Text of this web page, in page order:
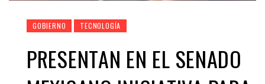
GOBIERNO TECNOLOGÍA
PRESENTAN EN EL SENADO